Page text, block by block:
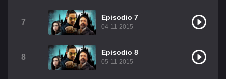
Christian Chavez
Dulce María
RBD Como Assistir Legendado
7
Episodio 7
04-11-2015
8
Episodio 8
05-11-2015